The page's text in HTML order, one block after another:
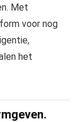
Met
voor nog
het